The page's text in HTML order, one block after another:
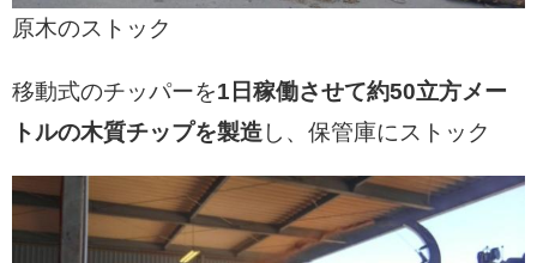
原木のストック
移動式のチッパーを1日稼働させて約50立方メー
トルの木質チップを製造し、保管庫にストック